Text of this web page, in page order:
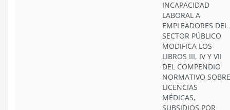
INCAPACIDAD
LABORAL A
EMPLEADORES DEL
SECTOR PÚBLICO
MODIFICA LOS
LIBROS III, IV Y VII
DEL COMPENDIO
NORMATIVO SOBRE
LICENCIAS
MÉDICAS,
SUBSIDIOS POR